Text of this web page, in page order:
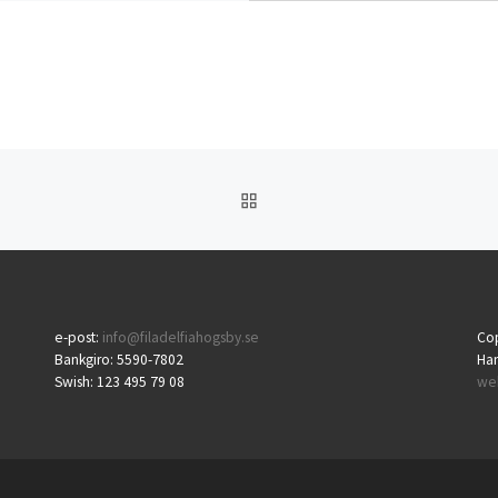
e-post: info@filadelfiahogsby.se
Bankgiro: 5590-7802
Swish: 123 495 79 08